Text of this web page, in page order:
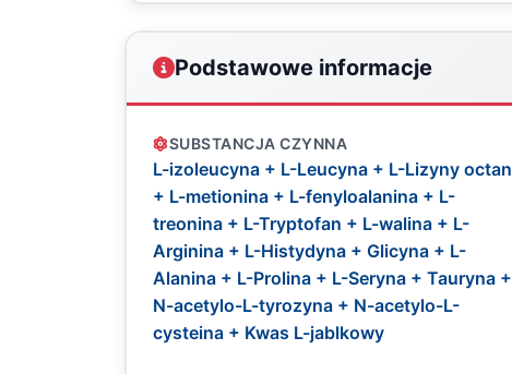
Podstawowe informacje
SUBSTANCJA CZYNNA
L-izoleucyna + L-Leucyna + L-Lizyny octan
+ L-metionina + L-fenyloalanina + L-
treonina + L-Tryptofan + L-walina + L-
Arginina + L-Histydyna + Glicyna + L-
Alanina + L-Prolina + L-Seryna + Tauryna +
N-acetylo-L-tyrozyna + N-acetylo-L-
cysteina + Kwas L-jablkowy